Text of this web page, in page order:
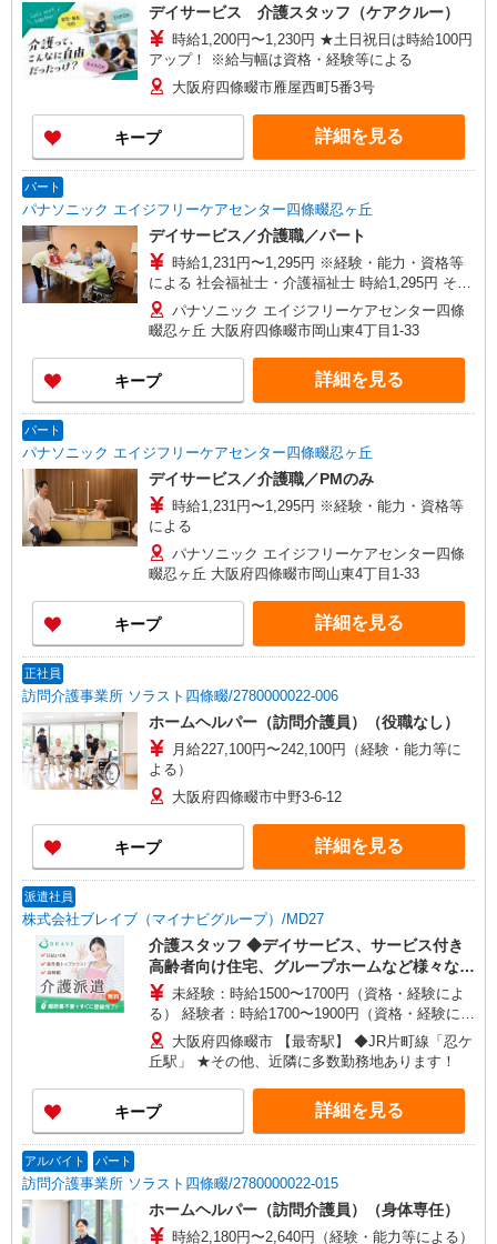
デイサービス 介護スタッフ（ケアクルー）
時給1,200円〜1,230円 ★土日祝日は時給100円
アップ！ ※給与幅は資格・経験等による
大阪府四條畷市雁屋西町5番3号
キープ 詳細を見る
パート
パナソニック エイジフリーケアセンター四條畷忍ヶ丘
デイサービス／介護職／パート
時給1,231円〜1,295円 ※経験・能力・資格等
による 社会福祉士・介護福祉士 時給1,295円 その
他資格 時給1,231円 ※一律処遇改善加算含む 〇時
間外勤務手当 〇土日祝勤務手当 〇無事故無違反表
彰金 〇年末年始勤務手当
パナソニック エイジフリーケアセンター四條
畷忍ヶ丘 大阪府四條畷市岡山東4丁目1-33
キープ 詳細を見る
パート
パナソニック エイジフリーケアセンター四條畷忍ヶ丘
デイサービス／介護職／PMのみ
時給1,231円〜1,295円 ※経験・能力・資格等
による
パナソニック エイジフリーケアセンター四條
畷忍ヶ丘 大阪府四條畷市岡山東4丁目1-33
キープ 詳細を見る
正社員
訪問介護事業所 ソラスト四條畷/2780000022-006
ホームヘルパー（訪問介護員）（役職なし）
月給227,100円〜242,100円（経験・能力等に
よる）
大阪府四條畷市中野3-6-12
キープ 詳細を見る
派遣社員
株式会社ブレイブ（マイナビグループ）/MD27
介護スタッフ ◆デイサービス、サービス付き
高齢者向け住宅、グループホームなど様々な勤
務先から選べます。
未経験：時給1500〜1700円（資格・経験によ
る） 経験者：時給1700〜1900円（資格・経験によ
る） ◎月収例 時給1900円×1日8時間×22日（週5
日）＝33万4400円 ◆昇給あり ◆支払い方法 ※日
払い/週払い/月払い対応も可能です。詳しくは面談
時にご相談ください。 ◆交通費：別途全額支給 ※
当社規定あり
大阪府四條畷市 【最寄駅】 ◆JR片町線「忍ケ
丘駅」 ★その他、近隣に多数勤務地あります！
キープ 詳細を見る
アルバイト パート
訪問介護事業所 ソラスト四條畷/2780000022-015
ホームヘルパー（訪問介護員）（身体専任）
時給2,180円〜2,640円（経験・能力等による）